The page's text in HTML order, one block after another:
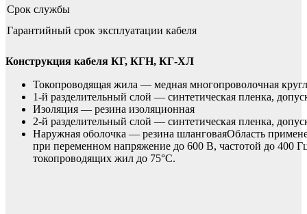
Срок службы
Гарантийный срок эксплуатации кабеля
Конструкция кабеля КГ, КГН, КГ-ХЛ
Токопроводящая жила — медная многопроволочная
1-й разделительный слой — синтетическая пленка,
Изоляция — резина изоляционная
2-й разделительный слой — синтетическая пленка,
Наружная оболочка — резина шланговаяОбласть
при переменном напряжение до 600 В, частотой до 400
токопроводящих жил до 75°С.